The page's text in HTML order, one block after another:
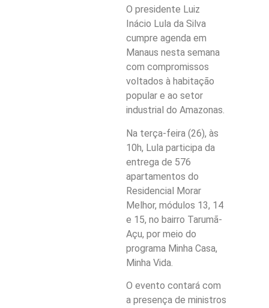
O presidente Luiz
Inácio Lula da Silva
cumpre agenda em
Manaus nesta semana
com compromissos
voltados à habitação
popular e ao setor
industrial do Amazonas.
Na terça-feira (26), às
10h, Lula participa da
entrega de 576
apartamentos do
Residencial Morar
Melhor, módulos 13, 14
e 15, no bairro Tarumã-
Açu, por meio do
programa Minha Casa,
Minha Vida.
O evento contará com
a presença de ministros